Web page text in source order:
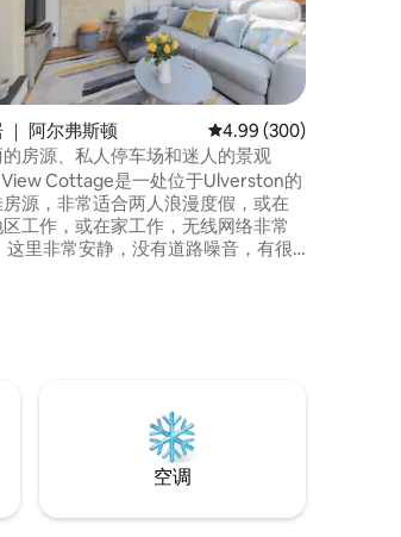
分 5 分），共 391 条评价
｜ 阿尔弗斯顿 平均评分 4.99 分（满分
4.99 (300)
房源、私人停车场和迷人的景观
View Cottage是一处位于Ulverston的
源，非常适合两人浪漫度假，或在
工作，或在家工作，无线网络非常
空调